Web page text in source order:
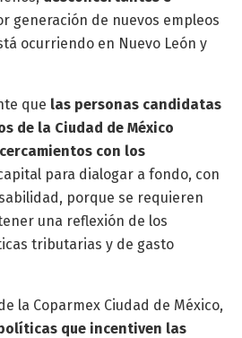
generación de nuevos empleos
ocurriendo en Nuevo León y
que las personas candidatas
de la Ciudad de México
con los
para dialogar a fondo, con
porque se requieren
una reflexión de los
tributarias y de gasto
la Coparmex Ciudad de México,
que incentiven las